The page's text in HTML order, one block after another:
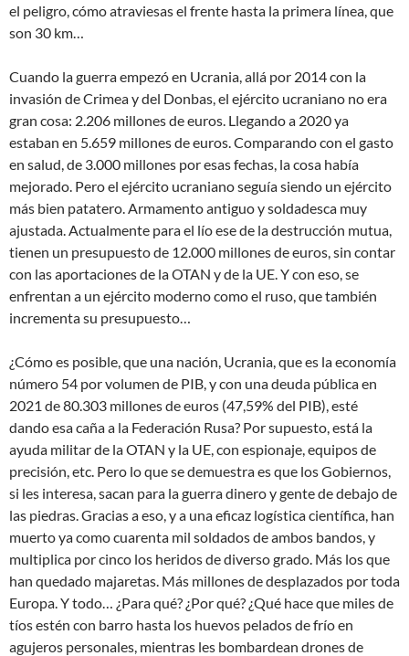
el peligro, cómo atraviesas el frente hasta la primera línea, que
son 30 km…
Cuando la guerra empezó en Ucrania, allá por 2014 con la
invasión de Crimea y del Donbas, el ejército ucraniano no era
gran cosa: 2.206 millones de euros. Llegando a 2020 ya
estaban en 5.659 millones de euros. Comparando con el gasto
en salud, de 3.000 millones por esas fechas, la cosa había
mejorado. Pero el ejército ucraniano seguía siendo un ejército
más bien patatero. Armamento antiguo y soldadesca muy
ajustada. Actualmente para el lío ese de la destrucción mutua,
tienen un presupuesto de 12.000 millones de euros, sin contar
con las aportaciones de la OTAN y de la UE. Y con eso, se
enfrentan a un ejército moderno como el ruso, que también
incrementa su presupuesto…
¿Cómo es posible, que una nación, Ucrania, que es la economía
número 54 por volumen de PIB, y con una deuda pública en
2021 de 80.303 millones de euros (47,59% del PIB), esté
dando esa caña a la Federación Rusa? Por supuesto, está la
ayuda militar de la OTAN y la UE, con espionaje, equipos de
precisión, etc. Pero lo que se demuestra es que los Gobiernos,
si les interesa, sacan para la guerra dinero y gente de debajo de
las piedras. Gracias a eso, y a una eficaz logística científica, han
muerto ya como cuarenta mil soldados de ambos bandos, y
multiplica por cinco los heridos de diverso grado. Más los que
han quedado majaretas. Más millones de desplazados por toda
Europa. Y todo… ¿Para qué? ¿Por qué? ¿Qué hace que miles de
tíos estén con barro hasta los huevos pelados de frío en
agujeros personales, mientras les bombardean drones de